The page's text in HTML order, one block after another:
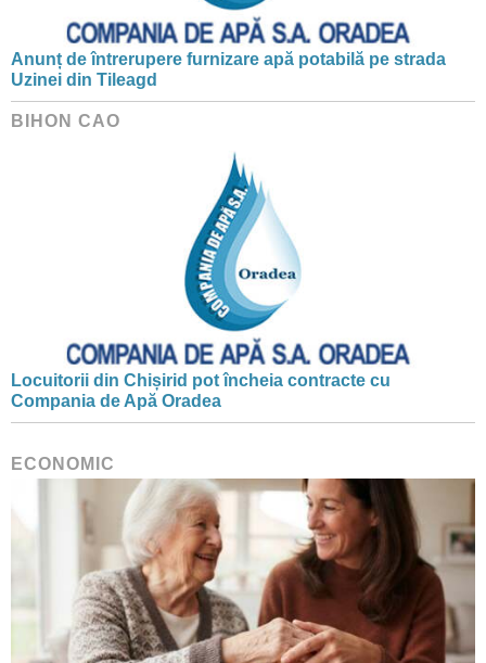
Anunț de întrerupere furnizare apă potabilă pe strada
Uzinei din Tileagd
BIHON CAO
Locuitorii din Chișirid pot încheia contracte cu
Compania de Apă Oradea
ECONOMIC